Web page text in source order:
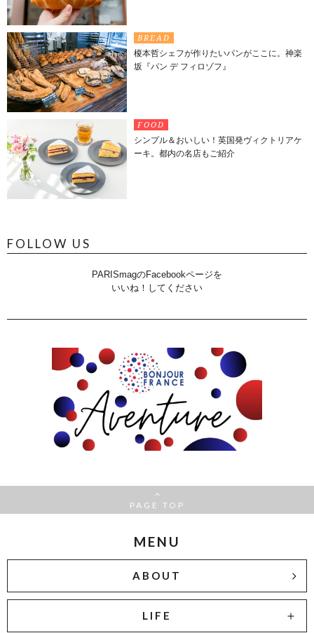
BREAD
榎本哲シェフが作りたいパンがここに。神楽
坂『パン デ フィロゾフ』
FOOD
シンプル＆おいしい！英国発ヴィクトリアケ
ーキ。都内の名店もご紹介
FOLLOW US
PARISmagのFacebookページを
いいね！してください
PAGE TOP
MENU
ABOUT
LIFE